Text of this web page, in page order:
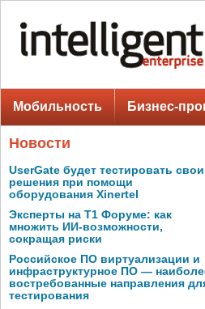
Мобильность Бизнес-
Новости
UserGate будет тестировать свои
решения при помощи
оборудования Xinertel
Эксперты на Т1 Форуме: как
множить ИИ-возможности,
сокращая риски
Российское ПО виртуализации и
инфраструктурное ПО —
востребованные направления
тестирования